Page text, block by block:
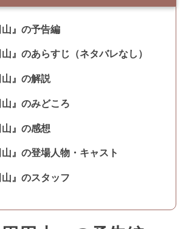
』の予告編
』のあらすじ（ネタバレなし）
』の解説
』のみどころ
』の感想
』の登場人物・キャスト
』のスタッフ